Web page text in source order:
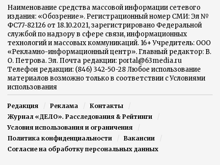
Наименование средства массовой информации сетевого
издания: «Обозрение». Регистрационный номер СМИ: Эл №
ФС77-82126 от 18.10.2021, зарегистрировано Федеральной
службой по надзору в сфере связи, информационных
технологий и массовых коммуникаций. 16+ Учредитель: ООО
«Рекламно-информационный центр». Главный редактор: В.
О. Петрова. Эл. Почта редакции: portal@63media.ru
Телефон редакции: (846) 342-50-28 Любое использование
материалов возможно только в соответствии с Условиями
использования
Редакция Реклама
Контакты
Журнал «ДЕЛО». Расследования & Рейтинги
Условия использования и ограничения
Политика конфиденциальности
Вакансии
Согласие на обработку персональных данных